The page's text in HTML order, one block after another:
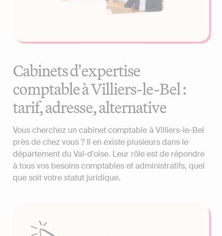
Cabinets d'expertise
comptable à Villiers-le-Bel :
tarif, adresse, alternative
Vous cherchez un cabinet comptable à Villiers-le-Bel
près de chez vous ? Il en existe plusieurs dans le
département du Val-d'oise. Leur rôle est de répondre
à tous vos besoins comptables et administratifs, quel
que soit votre statut juridique.